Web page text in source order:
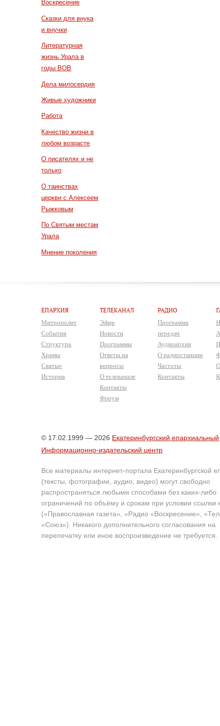
Воскресение
Сказки для внука
и внучки
Литературная
жизнь Урала в
годы ВОВ
Дела милосердия
Живые художники
Работа
Качество жизни в
любом возрасте
О писателях и не
только
О таинствах
церкви с Алексеем
Рыжковым
По Святым местам
Урала
Мнение поколения
ЕПАРХИЯ
Митрополит
События
Структура
Храмы
Святые
История
ТЕЛЕКАНАЛ
Эфир
Новости
Программы
Ответы на
вопросы
О телеканале
Контакты
Форум
РАДИО
Программа
передач
Аудиоархив
О радиостанции
Частоты
Контакты
© 17.02.1999 — 2026 Екатеринбургский епархиальный
Информационно-издательский центр
Все материалы интернет-портала Екатеринбургской
(тексты, фотографии, аудио, видео) могут свободно
распространяться любыми способами без каких-либо
ограничений по объёму и срокам при условии ссылки
(«Православная газета», «Радио «Воскресение»,
«Союз»). Никакого дополнительного согласования на
перепечатку или иное воспроизведение не требуется.